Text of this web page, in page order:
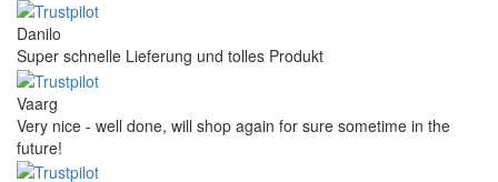
Danilo
Super schnelle Lieferung und tolles Produkt
Vaarg
Very nice - well done, will shop again for sure sometime in the
future!